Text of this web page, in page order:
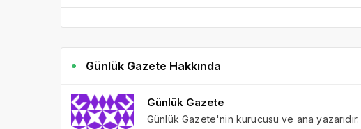
Günlük Gazete Hakkında
Günlük Gazete
Günlük Gazete'nin kurucusu ve ana